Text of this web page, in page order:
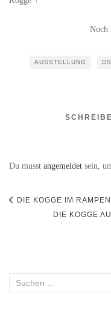
Noch
AUSSTELLUNG
Du musst angemeldet sein,
DIE KOGGE IM
DIE KOGGE
Suchen